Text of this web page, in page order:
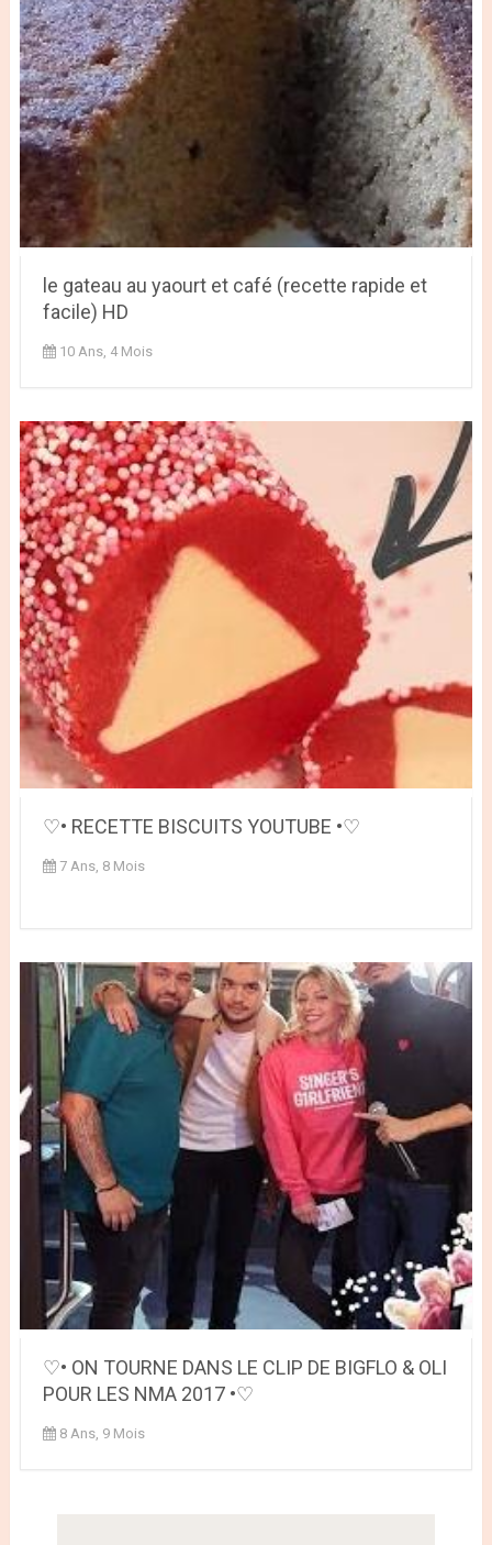
le gateau au yaourt et café (recette rapide et
facile) HD
10 Ans, 4 Mois
♡• RECETTE BISCUITS YOUTUBE •♡
7 Ans, 8 Mois
♡• ON TOURNE DANS LE CLIP DE BIGFLO & OLI
POUR LES NMA 2017 •♡
8 Ans, 9 Mois